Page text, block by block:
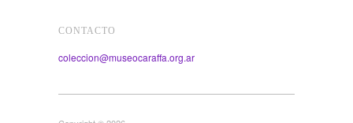
CONTACTO
coleccion@museocaraffa.org.ar